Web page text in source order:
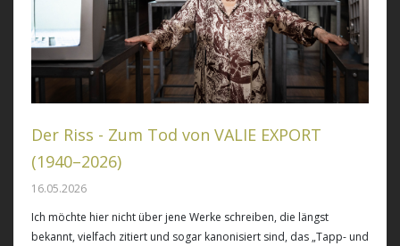
Der Riss - Zum Tod von VALIE EXPORT
(1940–2026)
16.05.2026
Ich möchte hier nicht über jene Werke schreiben, die längst
bekannt, vielfach zitiert und sogar kanonisiert sind, das „Tapp- und